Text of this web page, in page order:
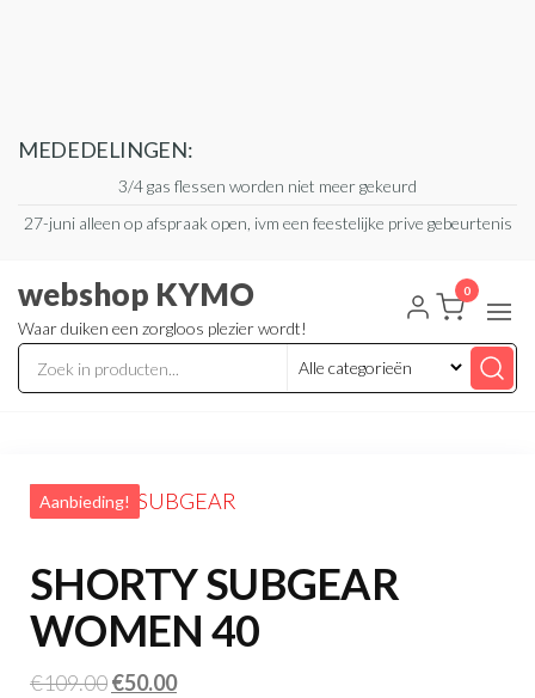
MEDEDELINGEN:
3/4 gas flessen worden niet meer gekeurd
27-juni alleen op afspraak open, ivm een feestelijke prive gebeurtenis
webshop KYMO
Waar duiken een zorgloos plezier wordt!
0
Aanbieding!
SHORTY SUBGEAR
WOMEN 40
€109.00Oorspronkelijke
€50.00Huidige